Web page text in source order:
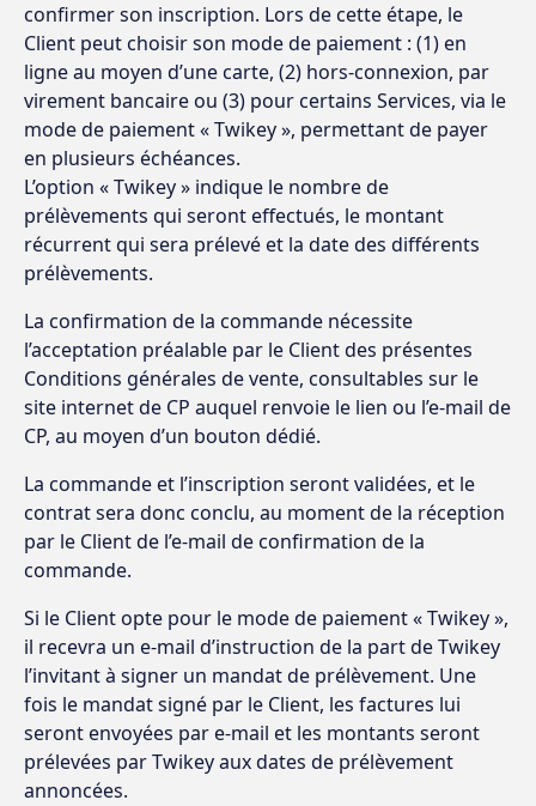
confirmer son inscription. Lors de cette étape, le
Client peut choisir son mode de paiement : (1) en
ligne au moyen d’une carte, (2) hors-connexion, par
virement bancaire ou (3) pour certains Services, via le
mode de paiement « Twikey », permettant de payer
en plusieurs échéances.
L’option « Twikey » indique le nombre de
prélèvements qui seront effectués, le montant
récurrent qui sera prélevé et la date des différents
prélèvements.
La confirmation de la commande nécessite
l’acceptation préalable par le Client des présentes
Conditions générales de vente, consultables sur le
site internet de CP auquel renvoie le lien ou l’e-mail de
CP, au moyen d’un bouton dédié.
La commande et l’inscription seront validées, et le
contrat sera donc conclu, au moment de la réception
par le Client de l’e-mail de confirmation de la
commande.
Si le Client opte pour le mode de paiement « Twikey »,
il recevra un e-mail d’instruction de la part de Twikey
l’invitant à signer un mandat de prélèvement. Une
fois le mandat signé par le Client, les factures lui
seront envoyées par e-mail et les montants seront
prélevées par Twikey aux dates de prélèvement
annoncées.